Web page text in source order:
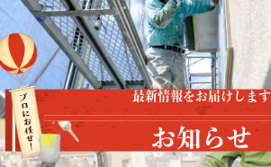
最新情報をお届けします
お知らせ